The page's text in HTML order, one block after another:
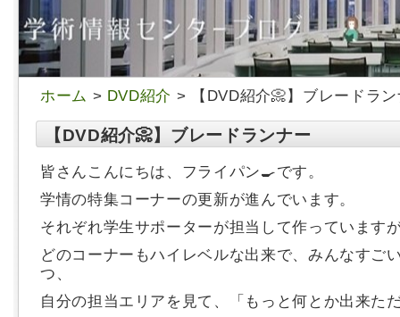
ホーム > DVD紹介 > 【DVD紹介📀】ブレードラ
【DVD紹介📀】ブレードランナー
皆さんこんにちは、フライパン🍳です。
学情の特集コーナーの更新が進んでいます。
それぞれ学生サポーターが担当して作っています
どのコーナーもハイレベルな出来で、みんなすご
つ、
自分の担当エリアを見て、「もっと何とか出来た